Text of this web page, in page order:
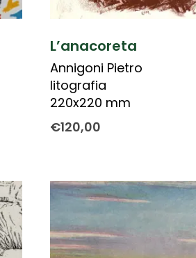
L’anacoreta
Annigoni Pietro
litografia
220x220 mm
€120,00